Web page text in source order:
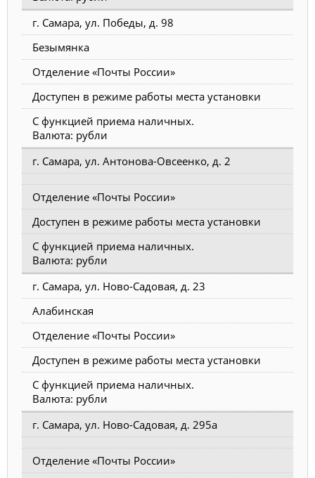
г. Самара, ул. Победы, д. 98
Безымянка
Отделение «Почты России»
Доступен в режиме работы места установки
С функцией приема наличных.
Валюта: рубли
г. Самара, ул. Антонова-Овсеенко, д. 2
Отделение «Почты России»
Доступен в режиме работы места установки
С функцией приема наличных.
Валюта: рубли
г. Самара, ул. Ново-Садовая, д. 23
Алабинская
Отделение «Почты России»
Доступен в режиме работы места установки
С функцией приема наличных.
Валюта: рубли
г. Самара, ул. Ново-Садовая, д. 295а
Отделение «Почты России»